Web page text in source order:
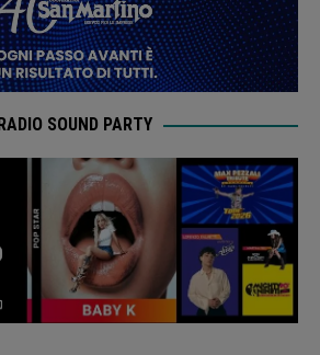
SOUND PARTY